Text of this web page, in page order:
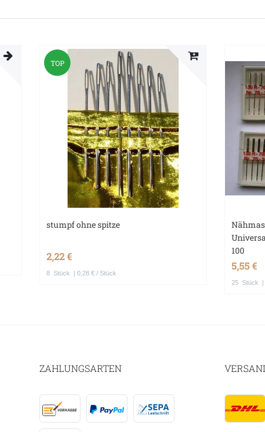
TOP
stumpf ohne spitze
2,22 €
8 Stück | 0,28 € / Stück
100
5,55 €
25 Stück
ZAHLUNGSARTEN